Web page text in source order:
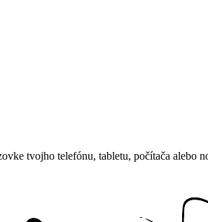
tvojho telefónu, tabletu, počítača